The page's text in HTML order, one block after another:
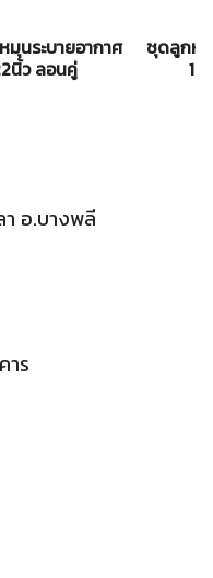
มุนระบายอากาศ
นิ้ว ลอนคู่
ชุดลูกหมุ
า อ.บางพลี
าร